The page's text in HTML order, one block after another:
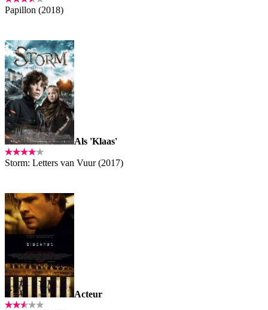
Papillon (2018)
Als 'Klaas'
Storm: Letters van Vuur (2017)
Acteur